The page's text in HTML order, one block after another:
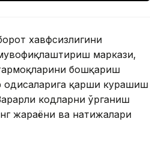
хавфсизлигини
маркази,
бошқариш
қарши курашиш
кодларни ўрганиш
жараёни ва натижалари